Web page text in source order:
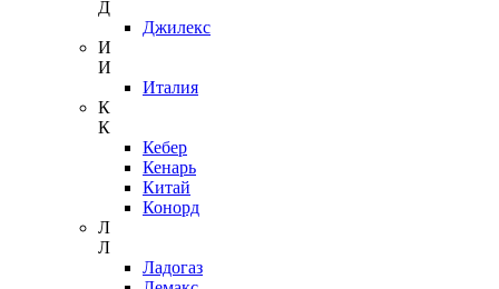
Д
Джилекс
И
И
Италия
К
К
Кебер
Кенарь
Китай
Конорд
Л
Л
Ладогаз